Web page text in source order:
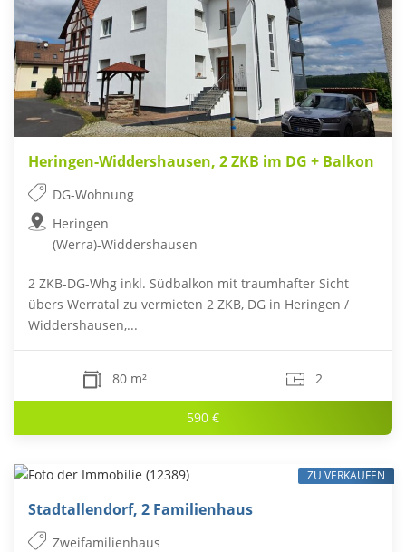
Heringen-Widdershausen, 2 ZKB im DG + Balkon
DG-Wohnung
Heringen
(Werra)-Widdershausen
2 ZKB-DG-Whg inkl. Südbalkon mit traumhafter Sicht
übers Werratal zu vermieten 2 ZKB, DG in Heringen /
Widdershausen,...
80 m² 2
590 €
Stadtallendorf, 2 Familienhaus
Zweifamilienhaus
ZU VERKAUFEN